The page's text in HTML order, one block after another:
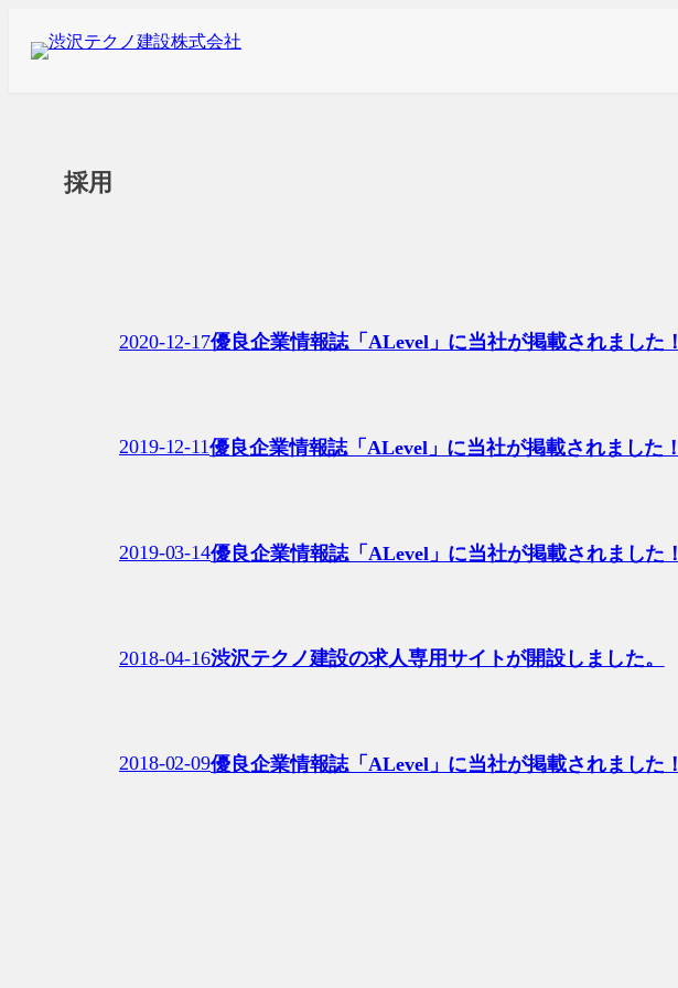
採用
2020-12-17優良企業情報誌「ALevel」に当社が掲載されました！
2019-12-11優良企業情報誌「ALevel」に当社が掲載されました！
2019-03-14優良企業情報誌「ALevel」に当社が掲載されました！
2018-04-16渋沢テクノ建設の求人専用サイトが開設しました。
2018-02-09優良企業情報誌「ALevel」に当社が掲載されました！